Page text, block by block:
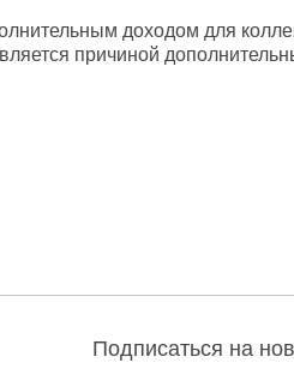
доходом для
причиной
Подписаться на